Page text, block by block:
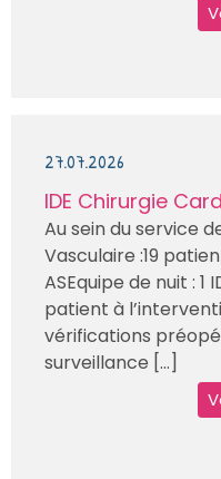
27.07.2026
IDE Chirurgie
Au sein du service
Vasculaire :19
ASEquipe de nuit : 1
patient à
vérifications
surveillance [...]